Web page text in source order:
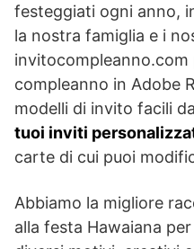
festeggiati ogni anno,
la nostra famiglia e i
invitocompleanno.com
compleanno in Adobe
modelli di invito facili
tuoi inviti
carte di cui puoi
Abbiamo la migliore
alla festa Hawaiana